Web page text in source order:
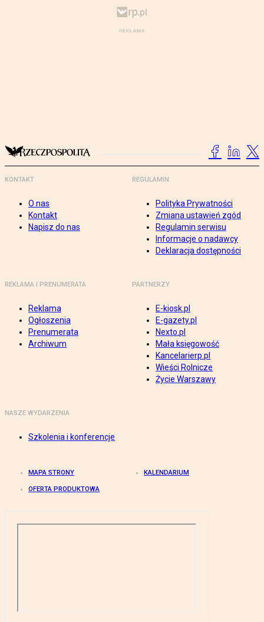
KONTAKT
O nas
Kontakt
Napisz do nas
REGULAMIN
Polityka Prywatności
Zmiana ustawień zgód
Regulamin serwisu
Informacje o nadawcy
Deklaracja dostępności
REKLAMA I PRENUMERATA
Reklama
Ogłoszenia
Prenumerata
Archiwum
PARTNERZY
E-kiosk.pl
E-gazety.pl
Nexto.pl
Mała księgowość
Kancelarierp.pl
Wieści Rolnicze
Życie Warszawy
NASZE WYDARZENIA
Szkolenia i konferencje
MAPA STRONY KALENDARIUM
OFERTA PRODUKTOWA